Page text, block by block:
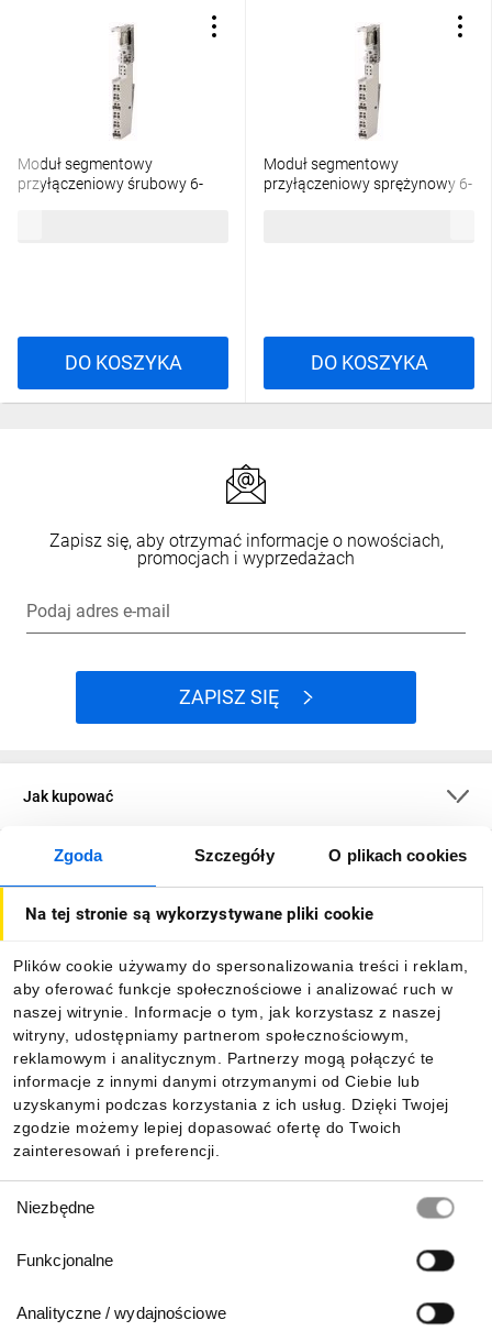
Zgoda Szczegóły O plikach cookies
Na tej stronie są wykorzystywane pliki cookie
Plików cookie używamy do spersonalizowania treści i reklam,
aby oferować funkcje społecznościowe i analizować ruch w
naszej witrynie. Informacje o tym, jak korzystasz z naszej
witryny, udostępniamy partnerom społecznościowym,
reklamowym i analitycznym. Partnerzy mogą połączyć te
informacje z innymi danymi otrzymanymi od Ciebie lub
uzyskanymi podczas korzystania z ich usług. Dzięki Twojej
zgodzie możemy lepiej dopasować ofertę do Twoich
zainteresowań i preferencji.
zgody
Niezbędne
Funkcjonalne
Analityczne / wydajnościowe
Moduł segmentowy
przyłączeniowy śrubowy 6-
DO KOSZYKA
Moduł segmentowy
przyłączeniowy sprężynowy 6-
DO KOSZYKA
Zapisz się, aby otrzymać informacje o nowościach,
promocjach i wyprzedażach
Podaj adres e-mail
ZAPISZ SIĘ
Jak kupować
O firmie
Informacje
Pobierz naszą aplikację mobilną: